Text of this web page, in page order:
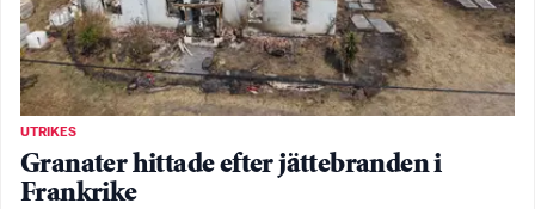
UTRIKES
Granater hittade efter jättebranden i
Frankrike